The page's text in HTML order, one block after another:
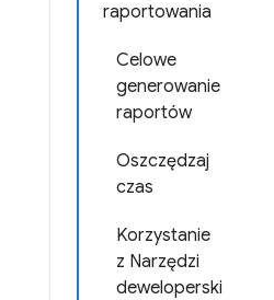
raportowania
Celowe
generowanie
raportów
Oszczędzaj
czas
Korzystanie
z Narzędzi
deweloperski